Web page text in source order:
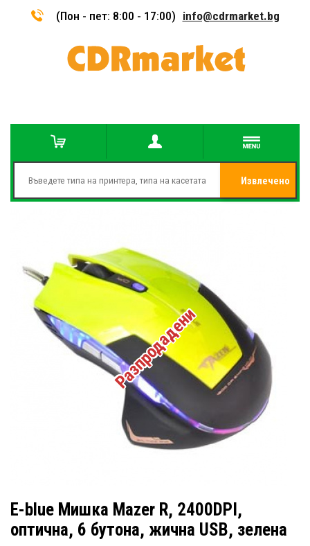
(Пон - пет: 8:00 - 17:00) info@cdrmarket.bg
Извлечено
Разпродадени
E-blue Мишка Mazer R, 2400DPI,
оптична, 6 бутона, жична USB, зелена